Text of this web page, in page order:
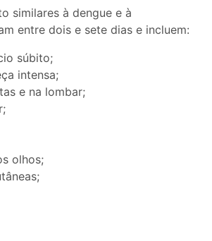
similares à dengue e à
entre dois e sete dias e incluem:
súbito;
intensa;
e na lombar;
olhos;